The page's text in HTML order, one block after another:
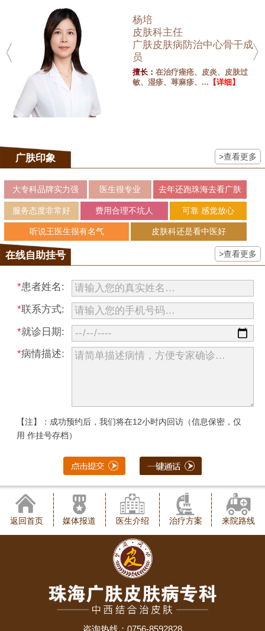
杨培
皮肤科主任
广肤皮肤病防治中心骨干成
员
擅长：在治疗痤疮、皮炎、皮肤过
敏、湿疹、荨麻疹、... 【详细】
广肤印象 >查看更多
大专科品牌实力强 医生很专业 去年还跑珠海去看广肤
服务态度非常好 费用合理不坑人 可靠 感觉放心
听说王医生很有名气 皮肤科还是看中医好
在线自助挂号 >查看更多
*患者姓名:
*联系方式:
*就诊日期:
*病情描述:
【注】：成功预约后，我们将在12小时内回访（信息保密，仅
用 作挂号存档）
返回首页 媒体报道 医生介绍 治疗方案 来院路线
咨询热线：0756-8592828